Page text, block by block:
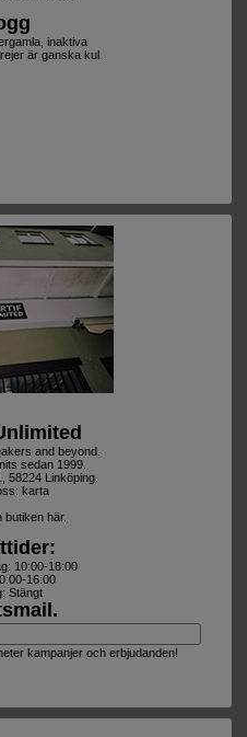
inaktiva
är ganska kul.
and beyond.
sedan 1999.
58224 Linköping.
karta
butiken här.
10:00-18:00
16:00
Stängt
kampanjer och erbjudanden!